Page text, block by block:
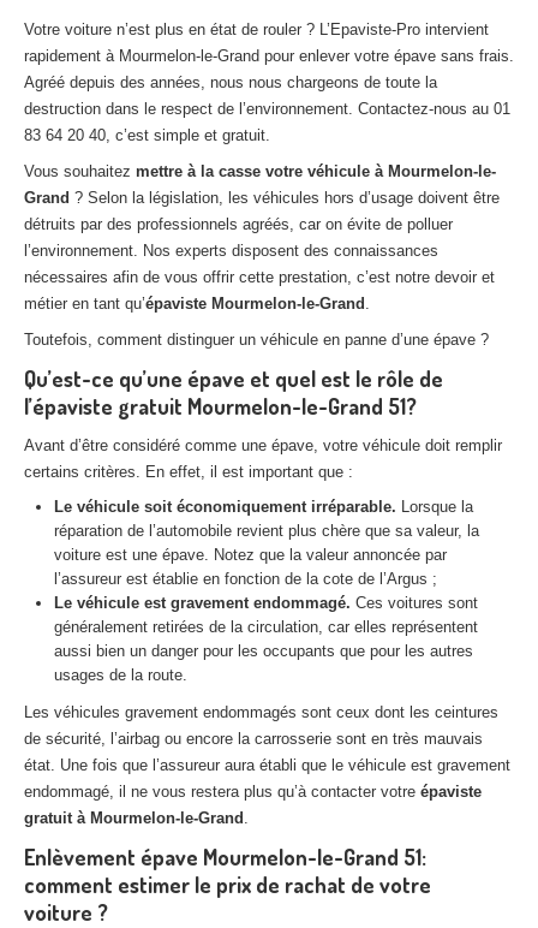
– Aisne
Tousles secteurs
VHU AGRÉE
Centreagréé VHU Paris 75 : casse auto avec destruction
Centreagréé VHU 77 : casse auto avec destruction
Centre agréé VHU 78 : casse auto avec destruction
Centre agréé VHU 91 : casse auto avec destruction
Centreagréé VHU 93 : casse auto avec destruction
Centreagréé VHU 94 : casse auto avec destruction
Centreagréé VHU 95 : casse auto avec destruction
DOCUMENTSÀ JOINDRE
RACHATVÉHICULES
CONTACT
01 83 64 20 40
Votre voiture n’est plus en état de rouler ? L’Epaviste-Pro intervient
rapidement à Mourmelon-le-Grand pour enlever votre épave sans frais.
Agréé depuis des années, nous nous chargeons de toute la
destruction dans le respect de l’environnement. Contactez-nous au 01
83 64 20 40, c’est simple et gratuit.
Vous souhaitez mettre à la casse votre véhicule à Mourmelon-le-
Grand ? Selon la législation, les véhicules hors d’usage doivent être
détruits par des professionnels agréés, car on évite de polluer
l’environnement. Nos experts disposent des connaissances
nécessaires afin de vous offrir cette prestation, c’est notre devoir et
métier en tant qu’épaviste Mourmelon-le-Grand .
Toutefois, comment distinguer un véhicule en panne d’une épave ?
Qu’est-ce qu’une épave et quel est le rôle de
l’épaviste gratuit Mourmelon-le-Grand 51?
Avant d’être considéré comme une épave, votre véhicule doit remplir
certains critères. En effet, il est important que :
Le véhicule soit économiquement irréparable. Lorsque la
réparation de l’automobile revient plus chère que sa valeur, la
voiture est une épave. Notez que la valeur annoncée par
l’assureur est établie en fonction de la cote de l’Argus ;
Le véhicule est gravement endommagé. Ces voitures sont
généralement retirées de la circulation, car elles représentent
aussi bien un danger pour les occupants que pour les autres
usages de la route.
Les véhicules gravement endommagés sont ceux dont les ceintures
de sécurité, l’airbag ou encore la carrosserie sont en très mauvais
état. Une fois que l’assureur aura établi que le véhicule est gravement
endommagé, il ne vous restera plus qu’à contacter votre épaviste
gratuit à Mourmelon-le-Grand .
Enlèvement épave Mourmelon-le-Grand 51:
comment estimer le prix de rachat de votre
voiture ?